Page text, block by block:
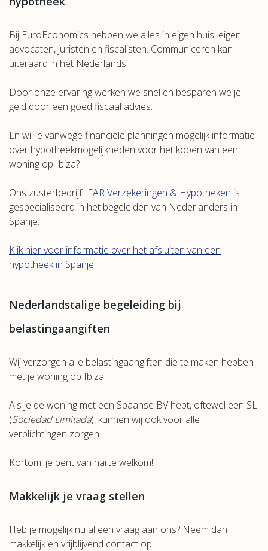
Bij EuroEconomics hebben we alles in eigen huis: eigen
advocaten, juristen en fiscalisten. Communiceren kan
uiteraard in het Nederlands.
Door onze ervaring werken we snel en besparen we je
geld door een goed fiscaal advies.
En wil je vanwege financiële planningen mogelijk informatie
over hypotheekmogelijkheden voor het kopen van een
woning op Ibiza?
Ons zusterbedrijf IFAR Verzekeringen & Hypotheken is
gespecialiseerd in het begeleiden van Nederlanders in
Spanje.
Klik hier voor informatie over het afsluiten van een
hypotheek in Spanje.
Nederlandstalige begeleiding bij
belastingaangiften
Wij verzorgen alle belastingaangiften die te maken hebben
met je woning op Ibiza.
Als je de woning met een Spaanse BV hebt, oftewel een SL
(Sociedad Limitada), kunnen wij ook voor alle
verplichtingen zorgen.
Kortom, je bent van harte welkom!
Makkelijk je vraag stellen
Heb je mogelijk nu al een vraag aan ons? Neem dan
makkelijk en vrijblijvend contact op.